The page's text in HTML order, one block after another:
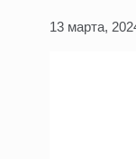
13 марта,